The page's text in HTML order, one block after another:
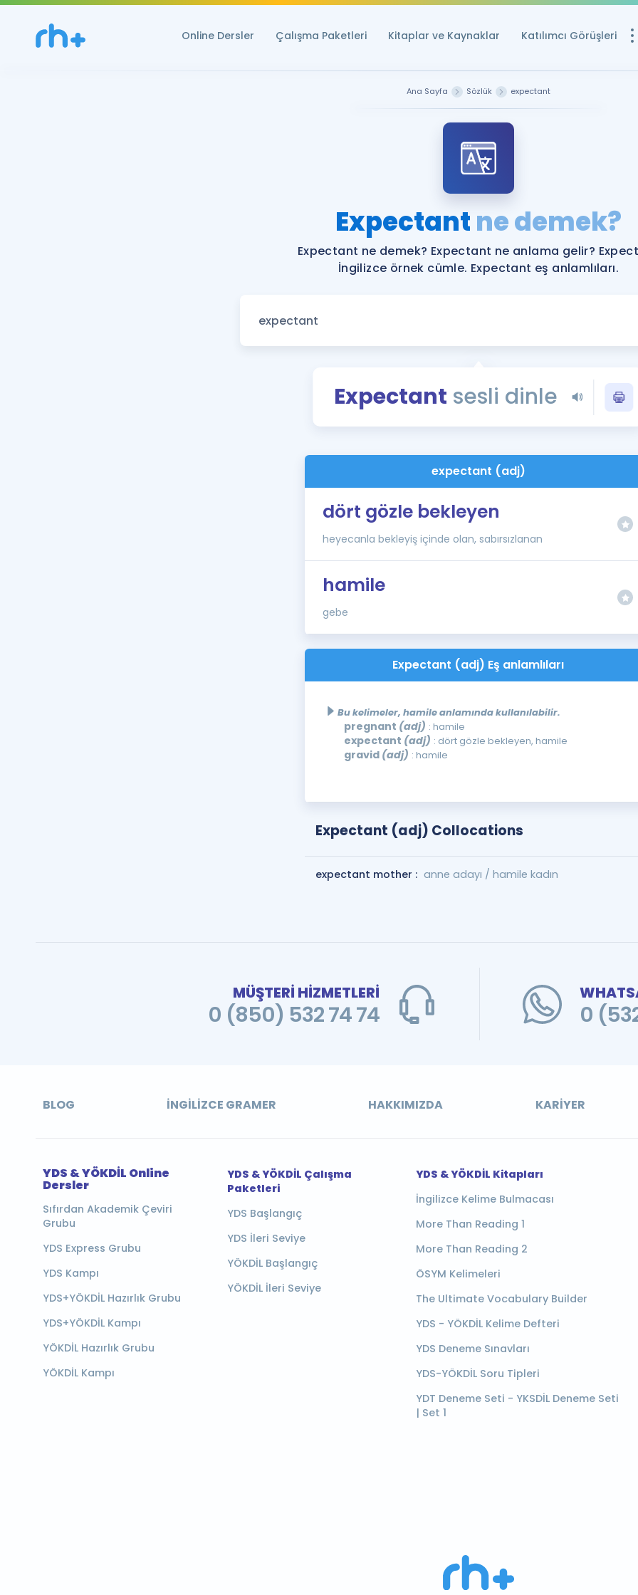
Online Dersler Çalışma Paketleri Kitaplar ve Kaynaklar Katılımcı Görüşleri
YDS ve YÖKDİL
YDS ve YÖKDİL'e
Tüm ÖSYM
YDS - YÖKDİL
İngilizce
Ana Sayfa Sözlük expectant
Expectantne demek?
Expectant ne demek? Expectant ne anlama gelir?
İngilizce örnek cümle. Expectant eş anlamlıları.
Expectant sesli dinle
expectant (adj)
dört gözle bekleyen
heyecanla bekleyiş içinde olan, sabırsızlanan
hamile
gebe
Expectant (adj) Eş anlamlıları
Bu kelimeler, hamile anlamında kullanılabilir.
pregnant (adj) : hamile
expectant (adj) : dört gözle bekleyen, hamile
gravid (adj) : hamile
Expectant (adj) Collocations
expectant mother : anne adayı / hamile kadın
MÜŞTERİ HİZMETLERİ
0 (850) 532 74 74 0
BLOG İNGILIZCE GRAMER HAKKIMIZDA KARIYER
YDS & YÖKDİL Online
Dersler
Sıfırdan Akademik Çeviri
Grubu
YDS Express Grubu
YDS Kampı
YDS+YÖKDİL Hazırlık Grubu
YDS+YÖKDİL Kampı
YÖKDİL Hazırlık Grubu
YÖKDİL Kampı
YDS & YÖKDİL Çalışma
Paketleri
YDS Başlangıç
YDS İleri Seviye
YÖKDİL Başlangıç
YÖKDİL İleri Seviye
YDS & YÖKDİL Kitapları
İngilizce Kelime Bulmacası
More Than Reading 1
More Than Reading 2
ÖSYM Kelimeleri
The Ultimate Vocabulary Builder
YDS - YÖKDİL Kelime Defteri
YDS Deneme Sınavları
YDS-YÖKDİL Soru Tipleri
YDT Deneme Seti - YKSDİL Deneme Seti
| Set 1